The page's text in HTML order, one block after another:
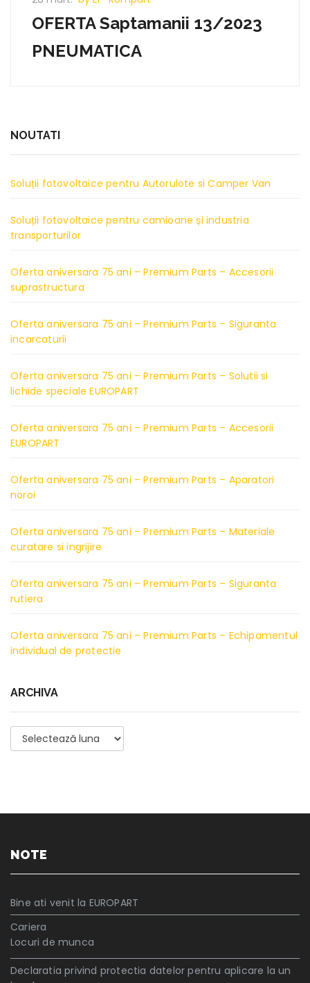
OFERTA Saptamanii 13/2023
PNEUMATICA
NOUTATI
Soluții fotovoltaice pentru Autorulote si Camper Van
Soluții fotovoltaice pentru camioane și industria
transporturilor
Oferta aniversara 75 ani – Premium Parts – Accesorii
suprastructura
Oferta aniversara 75 ani – Premium Parts – Siguranta
incarcaturii
Oferta aniversara 75 ani – Premium Parts – Solutii si
lichide speciale EUROPART
Oferta aniversara 75 ani – Premium Parts – Accesorii
EUROPART
Oferta aniversara 75 ani – Premium Parts – Aparatori
noroi
Oferta aniversara 75 ani – Premium Parts – Materiale
curatare si ingrijire
Oferta aniversara 75 ani – Premium Parts – Siguranta
rutiera
Oferta aniversara 75 ani – Premium Parts – Echipamentul
individual de protectie
ARCHIVA
Archiva
NOTE
Bine ati venit la EUROPART
Cariera
Locuri de munca
Declaratia privind protectia datelor pentru aplicare la un